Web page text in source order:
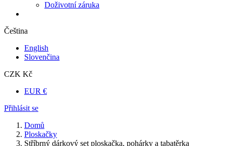
Doživotní záruka
Čeština
English
Slovenčina
CZK Kč
EUR €
Přihlásit se
Domů
Ploskačky
Stříbrný dárkový set ploskačka, pohárky a tabatěrka